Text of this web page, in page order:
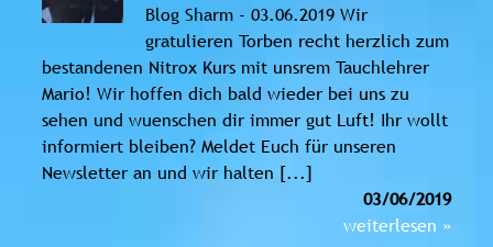
Blog Sharm - 03.06.2019 Wir
gratulieren Torben recht herzlich zum
bestandenen Nitrox Kurs mit unsrem Tauchlehrer
Mario! Wir hoffen dich bald wieder bei uns zu
sehen und wuenschen dir immer gut Luft! Ihr wollt
informiert bleiben? Meldet Euch für unseren
Newsletter an und wir halten [...]
03/06/2019
weiterlesen »